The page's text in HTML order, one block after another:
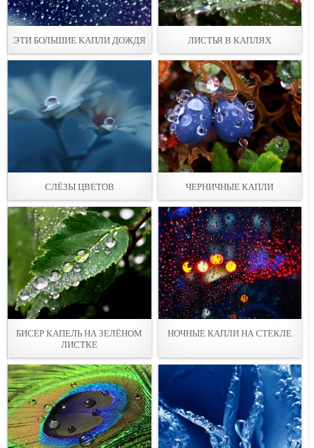
ЭТИ БОЛЬШИЕ КАПЛИ ДОЖДЯ ЛИСТЬЯ В КАПЛЯХ
СЛЁЗЫ ЦВЕТОВ ЧЕРНИЧНЫЕ КАПЛИ
БИСЕР КАПЕЛЬ НА ЗЕЛЁНОМ
ЛИСТКЕ
НОЧНЫЕ КАПЛИ НА СТЕКЛЕ